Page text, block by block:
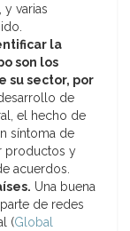
y varias
la
son los
su sector, por
de
el hecho de
síntoma de
productos y
acuerdos.
Una buena
de redes
(Global